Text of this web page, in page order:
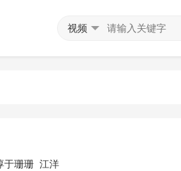
视频
于珊珊 江洋